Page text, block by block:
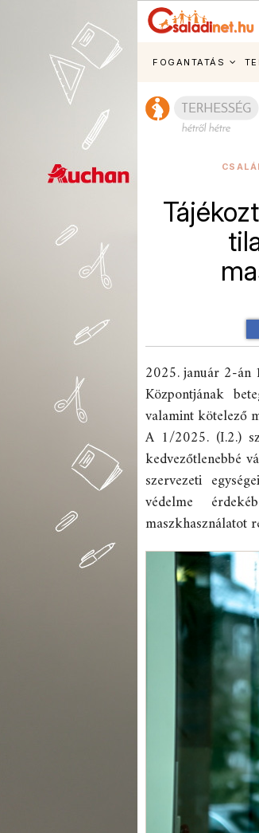
FOGANTATÁS
2025. január 2-án
Központjának
valamint kötelező
A 1/2025. (I.2.)
kedvezőtlenebbé
szervezeti
védelme
maszkhasználatot